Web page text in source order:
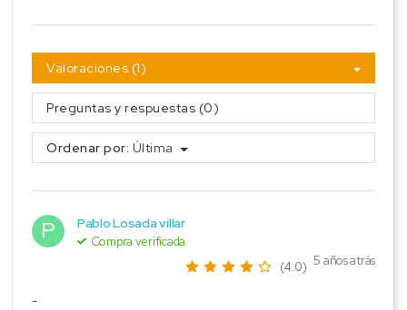
Valoraciones (1)
Preguntas y respuestas (0)
Ordenar por: Última
P Pablo Losada villar
Compra verificada
(4.0) 5 años atrás
-